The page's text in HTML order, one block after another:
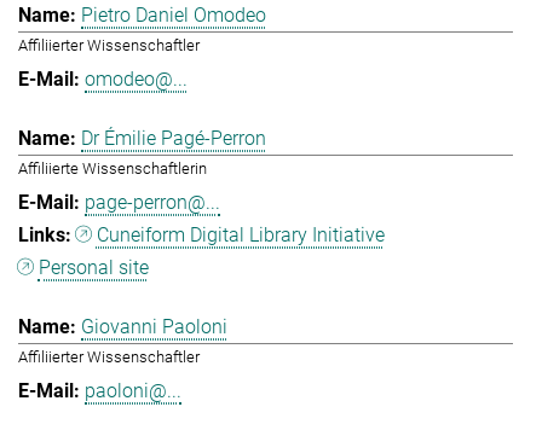
Pietro Daniel Omodeo
Affiliierter Wissenschaftler
omodeo@...
Dr Émilie Pagé-Perron
Affiliierte Wissenschaftlerin
page-perron@...
Cuneiform Digital Library Initiative
Personal site
Giovanni Paoloni
Affiliierter Wissenschaftler
paoloni@...